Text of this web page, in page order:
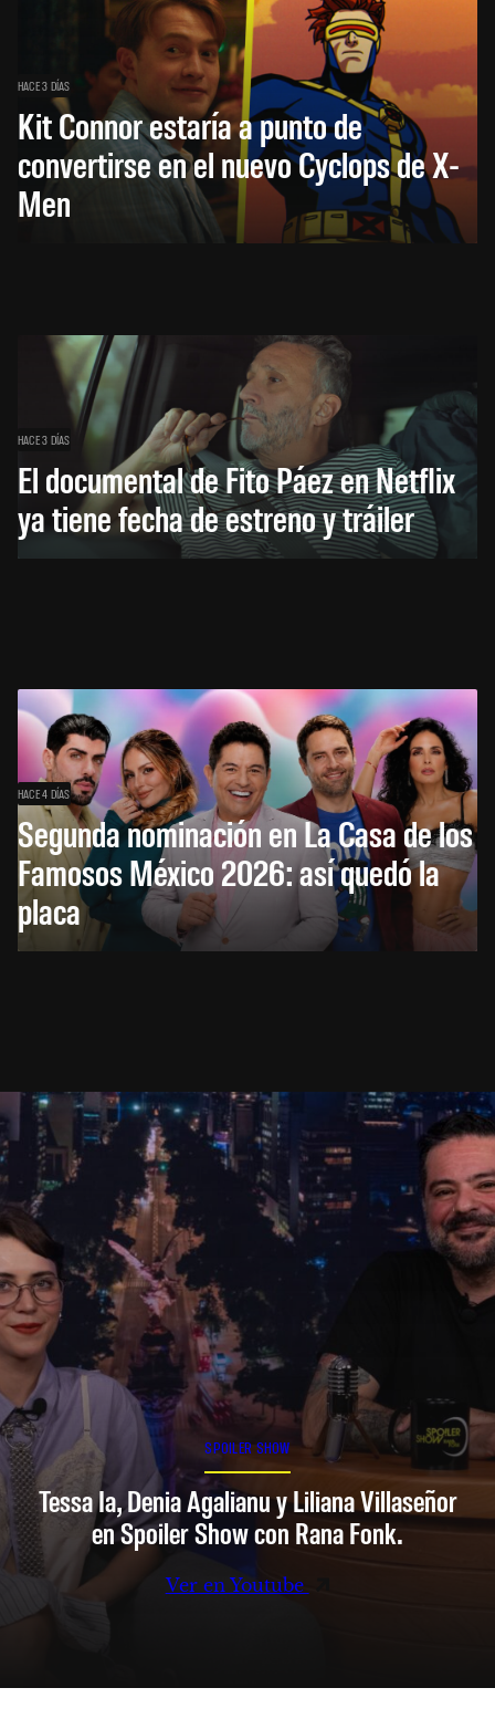
HACE 3 DÍAS
Kit Connor estaría a punto de
convertirse en el nuevo Cyclops de X-
Men
HACE 3 DÍAS
El documental de Fito Páez en Netflix
ya tiene fecha de estreno y tráiler
HACE 4 DÍAS
Segunda nominación en La Casa de los
Famosos México 2026: así quedó la
placa
SPOILER SHOW
Tessa Ia, Denia Agalianu y Liliana Villaseñor
en Spoiler Show con Rana Fonk.
Ver en Youtube